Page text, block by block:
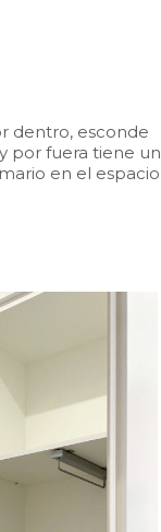
dentro, esconde
por fuera tiene un
en el espacio